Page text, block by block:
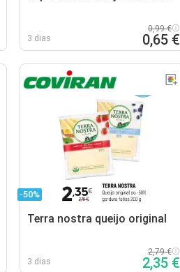
3 dias
0,99 €
0,65 €
-50%
Terra nostra queijo original
3 dias
2,79 €
2,35 €